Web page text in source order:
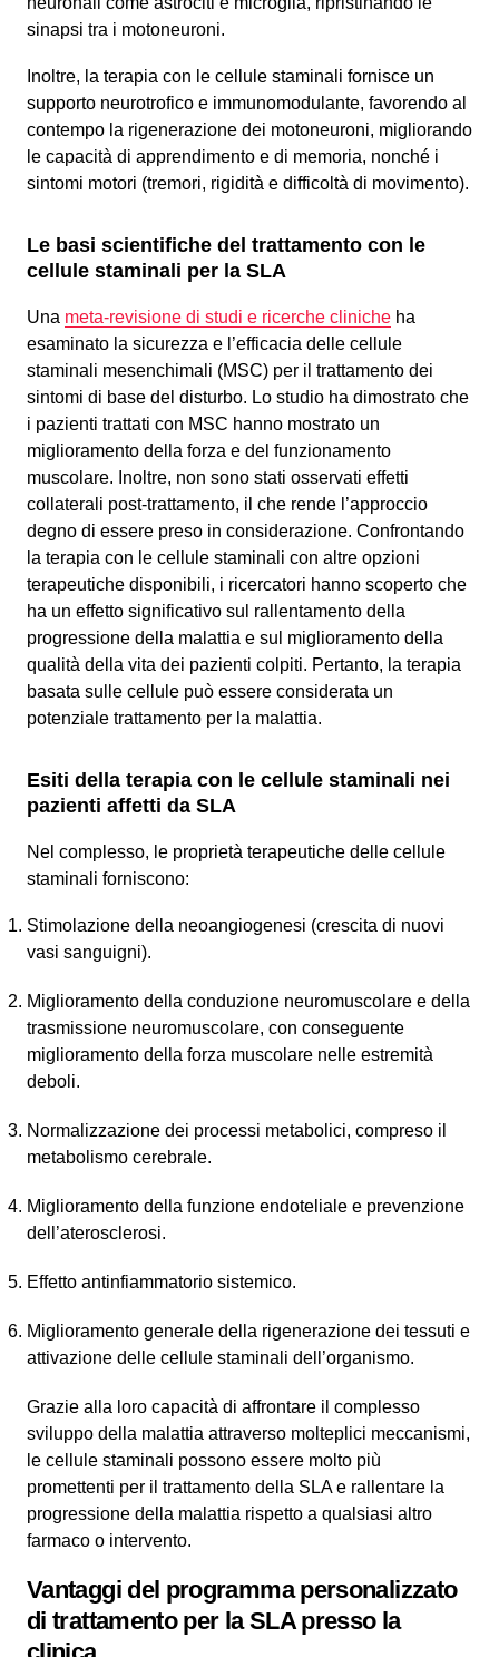
sinapsi tra i motoneuroni.
Inoltre, la terapia con le cellule staminali fornisce un
supporto neurotrofico e immunomodulante, favorendo al
contempo la rigenerazione dei motoneuroni, migliorando
le capacità di apprendimento e di memoria, nonché i
sintomi motori (tremori, rigidità e difficoltà di movimento).
Le basi scientifiche del trattamento con le
cellule staminali per la SLA
Una meta-revisione di studi e ricerche cliniche ha
esaminato la sicurezza e l’efficacia delle cellule
staminali mesenchimali (MSC) per il trattamento dei
sintomi di base del disturbo. Lo studio ha dimostrato che
i pazienti trattati con MSC hanno mostrato un
miglioramento della forza e del funzionamento
muscolare. Inoltre, non sono stati osservati effetti
collaterali post-trattamento, il che rende l’approccio
degno di essere preso in considerazione. Confrontando
la terapia con le cellule staminali con altre opzioni
terapeutiche disponibili, i ricercatori hanno scoperto che
ha un effetto significativo sul rallentamento della
progressione della malattia e sul miglioramento della
qualità della vita dei pazienti colpiti. Pertanto, la terapia
basata sulle cellule può essere considerata un
potenziale trattamento per la malattia.
Esiti della terapia con le cellule staminali nei
pazienti affetti da SLA
Nel complesso, le proprietà terapeutiche delle cellule
staminali forniscono:
Stimolazione della neoangiogenesi (crescita di nuovi
vasi sanguigni).
Miglioramento della conduzione neuromuscolare e della
trasmissione neuromuscolare, con conseguente
miglioramento della forza muscolare nelle estremità
deboli.
Normalizzazione dei processi metabolici, compreso il
metabolismo cerebrale.
Miglioramento della funzione endoteliale e prevenzione
dell’aterosclerosi.
Effetto antinfiammatorio sistemico.
Miglioramento generale della rigenerazione dei tessuti e
attivazione delle cellule staminali dell’organismo.
Grazie alla loro capacità di affrontare il complesso
sviluppo della malattia attraverso molteplici meccanismi,
le cellule staminali possono essere molto più
promettenti per il trattamento della SLA e rallentare la
progressione della malattia rispetto a qualsiasi altro
farmaco o intervento.
Vantaggi del programma personalizzato
di trattamento per la SLA presso la